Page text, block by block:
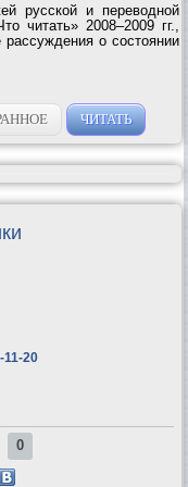
русской и переводной
читать» 2008–2009 гг.,
о состоянии
ЧИТАТЬ
11-20
0